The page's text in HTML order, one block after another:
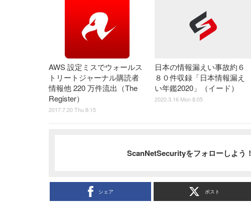
AWS 設定ミスでウォールス
トリートジャーナル購読者
情報他 220 万件流出（The
Register）
2017.7.20 Thu 8:15
日本の情報漏えい事故約６
８０件収録「日本情報漏え
い年鑑2020」（イード）
2020.3.16 Mon 8:05
ScanNetSecurityをフォローしよう！
シェア ポスト